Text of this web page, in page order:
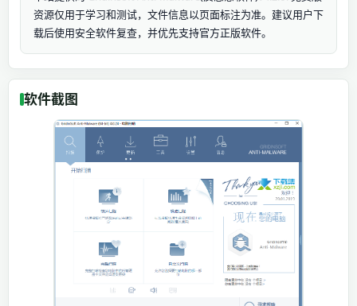
资源仅用于学习和测试，文件信息以页面标注为准。建议用户下
载后使用安全软件复查，并优先支持官方正版软件。
软件截图